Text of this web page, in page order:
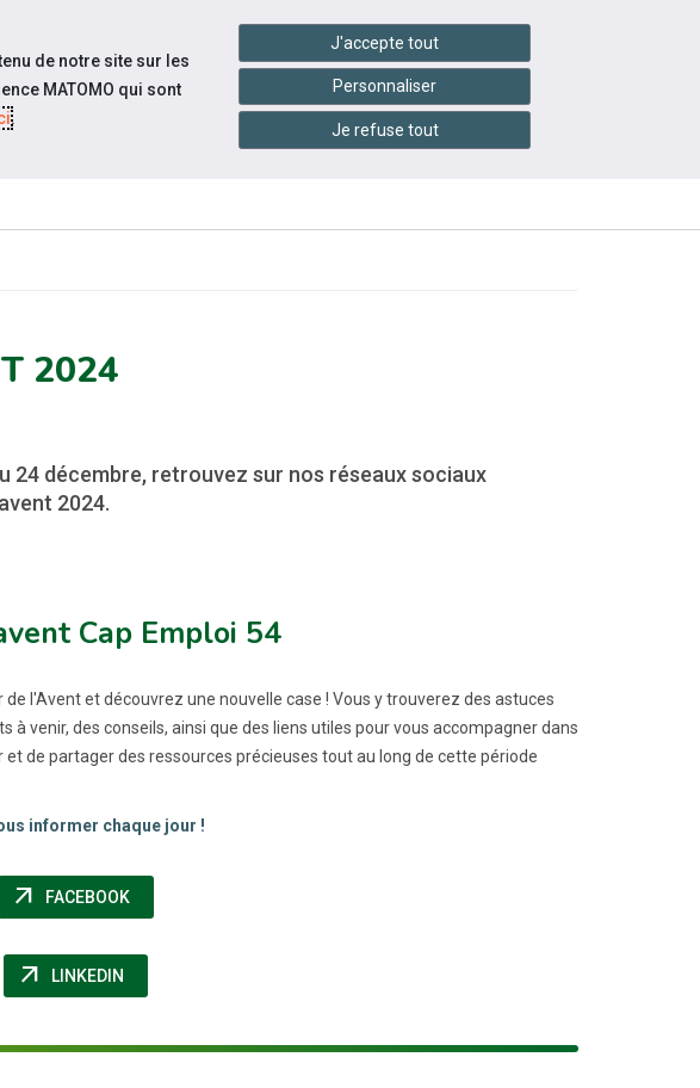
Accessibilité handshake Services en ligne
ÉVÉNEMENTS
PRATIQUES
2024
24 décembre, retrouvez sur nos réseaux sociaux
2024.
Cap Emploi 54
l'Avent et découvrez une nouvelle case ! Vous y trouverez des astuces
venir, des conseils, ainsi que des liens utiles pour vous accompagner dans
de partager des ressources précieuses tout au long de cette période
informer chaque jour !
arrow_outward FACEBOOK(NOUVELLE FENÊTRE)
arrow_outward LINKEDIN(NOUVELLE FENÊTRE)
de notre site sur les
MATOMO qui sont
.
J'accepte tout
Personnaliser
Je refuse tout